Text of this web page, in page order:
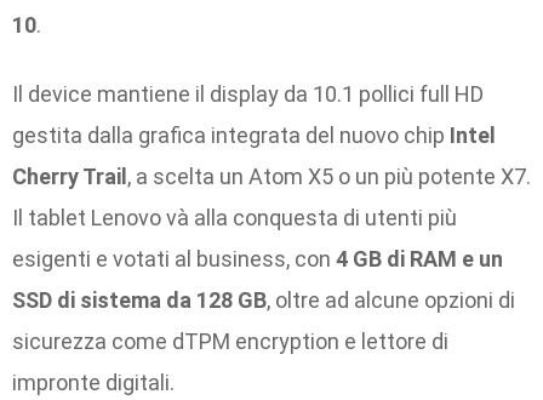
10.
Il device mantiene il display da 10.1 pollici full HD
gestita dalla grafica integrata del nuovo chip Intel
Cherry Trail, a scelta un Atom X5 o un più potente X7.
Il tablet Lenovo và alla conquesta di utenti più
esigenti e votati al business, con 4 GB di RAM e un
SSD di sistema da 128 GB, oltre ad alcune opzioni di
sicurezza come dTPM encryption e lettore di
impronte digitali.